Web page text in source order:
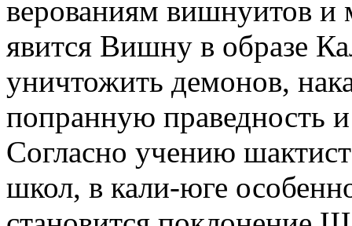
верованиям вишнуитов и
явится Вишну в образе
уничтожить демонов,
попранную праведность
Согласно учению
школ, в кали-юге